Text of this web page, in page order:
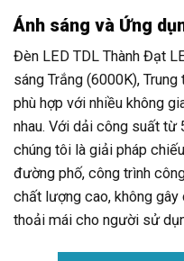
Ánh sáng và Ứng
Đèn LED TDL Thành Đạt
sáng Trắng (6000K),
phù hợp với nhiều không
nhau. Với dải công suất từ
chúng tôi là giải pháp
đường phố, công trình
chất lượng cao, không
thoải mái cho người sử